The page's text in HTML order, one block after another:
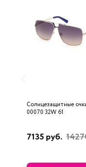
Солнцезащитные
00070 32W 61
7135 руб.